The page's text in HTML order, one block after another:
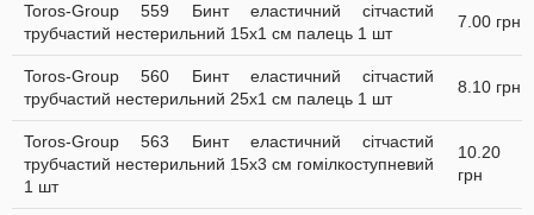
Toros-Group 559 Бинт еластичний сітчастий
трубчастий нестерильний 15х1 см палець 1 шт
7.00 грн
Toros-Group 560 Бинт еластичний сітчастий
трубчастий нестерильний 25х1 см палець 1 шт
8.10 грн
Toros-Group 563 Бинт еластичний сітчастий
трубчастий нестерильний 15х3 см гомілкоступневий
1 шт
10.20
грн